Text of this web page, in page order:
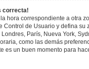
correcta!
hora correspondiente a otra
Control de Usuario y defina su
París, Nueva York,
como las demás
es un buen momento para